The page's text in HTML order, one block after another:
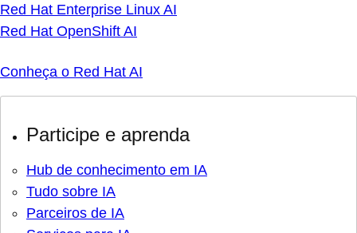
Red Hat Enterprise Linux AI
Red Hat OpenShift AI
Conheça o Red Hat AI
Participe e aprenda
Hub de conhecimento em IA
Tudo sobre IA
Parceiros de IA